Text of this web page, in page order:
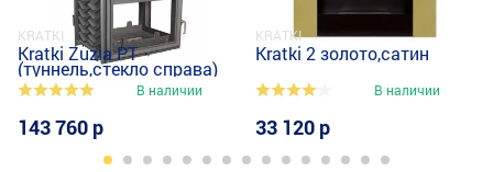
KRATKI
Kratki Zuzia PT
(туннель,стекло справа)
В наличии
143 760 р
KRATKI
Kratki 2 золото,сатин
В наличии
33 120 р